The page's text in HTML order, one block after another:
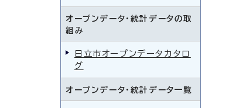
オープンデータ・統計データの取
組み
日立市オープンデータカタロ
グ
オープンデータ・統計データ一覧